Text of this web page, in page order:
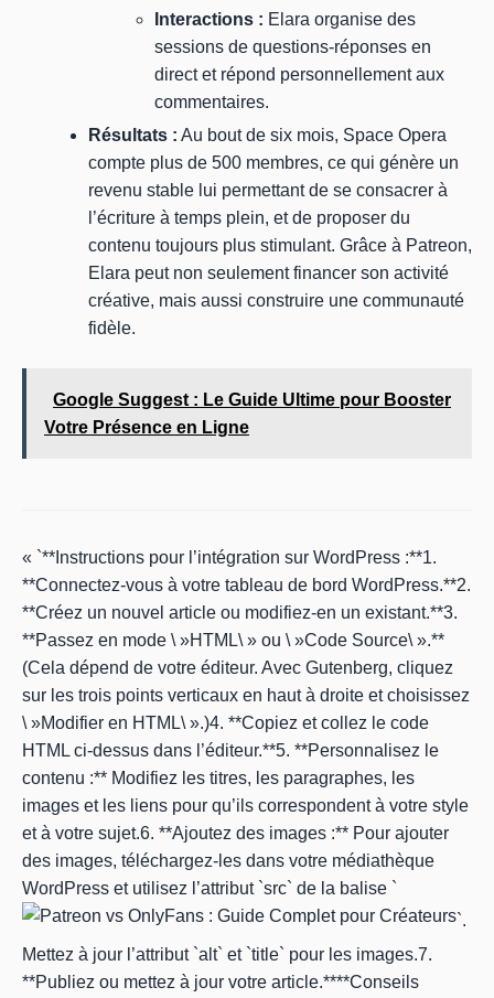
Interactions : Elara organise des
sessions de questions-réponses en
direct et répond personnellement aux
commentaires.
Résultats : Au bout de six mois, Space Opera
compte plus de 500 membres, ce qui génère un
revenu stable lui permettant de se consacrer à
l’écriture à temps plein, et de proposer du
contenu toujours plus stimulant. Grâce à Patreon,
Elara peut non seulement financer son activité
créative, mais aussi construire une communauté
fidèle.
Google Suggest : Le Guide Ultime pour Booster
Votre Présence en Ligne
« `**Instructions pour l’intégration sur WordPress :**1.
**Connectez-vous à votre tableau de bord WordPress.**2.
**Créez un nouvel article ou modifiez-en un existant.**3.
**Passez en mode \ »HTML\ » ou \ »Code Source\ ».**
(Cela dépend de votre éditeur. Avec Gutenberg, cliquez
sur les trois points verticaux en haut à droite et choisissez
\ »Modifier en HTML\ ».)4. **Copiez et collez le code
HTML ci-dessus dans l’éditeur.**5. **Personnalisez le
contenu :** Modifiez les titres, les paragraphes, les
images et les liens pour qu’ils correspondent à votre style
et à votre sujet.6. **Ajoutez des images :** Pour ajouter
des images, téléchargez-les dans votre médiathèque
WordPress et utilisez l’attribut `src` de la balise `
`.
Mettez à jour l’attribut `alt` et `title` pour les images.7.
**Publiez ou mettez à jour votre article.****Conseils